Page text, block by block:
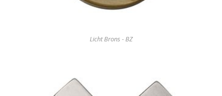
Licht Brons - BZ